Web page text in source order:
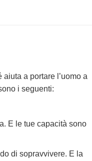
a portare l’uomo a
i seguenti:
E le tue capacità sono
di sopravvivere. E la